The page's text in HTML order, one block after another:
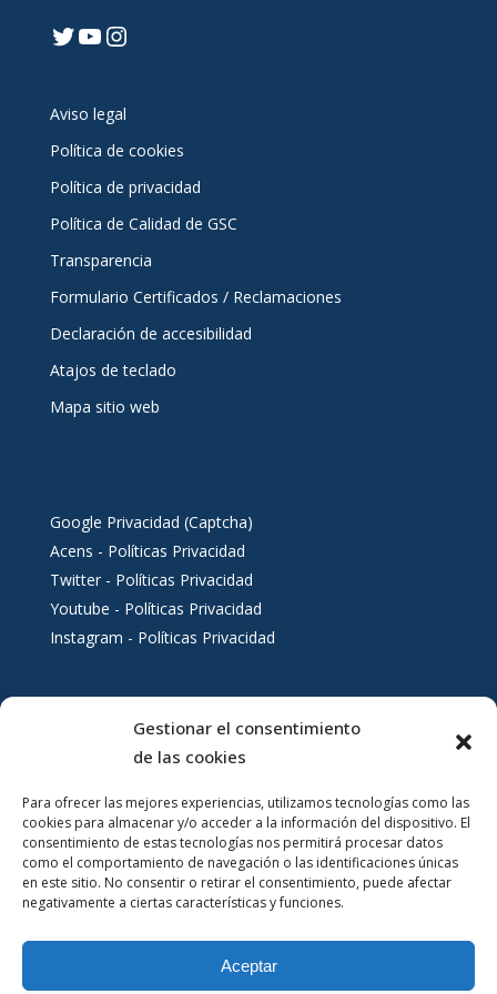
Gestionar el consentimiento
de las cookies
Para ofrecer las mejores experiencias, utilizamos tecnologías como las
cookies para almacenar y/o acceder a la información del dispositivo. El
consentimiento de estas tecnologías nos permitirá procesar datos
como el comportamiento de navegación o las identificaciones únicas
en este sitio. No consentir o retirar el consentimiento, puede afectar
negativamente a ciertas características y funciones.
Aceptar
Twitter
YouTube
Instagram
Aviso legal
Política de cookies
Política de privacidad
Política de Calidad de GSC
Transparencia
Formulario Certificados / Reclamaciones
Declaración de accesibilidad
Atajos de teclado
Mapa sitio web
Google Privacidad (Captcha)
Acens - Políticas Privacidad
Twitter - Políticas Privacidad
Youtube - Políticas Privacidad
Instagram - Políticas Privacidad
Servicios al ciudadano